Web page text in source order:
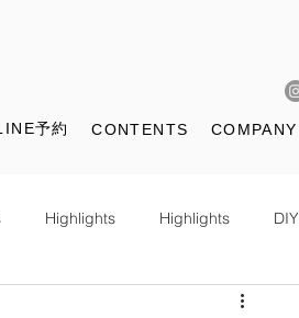
予約 CONTENTS COMPANY
Highlights Highlights DIY